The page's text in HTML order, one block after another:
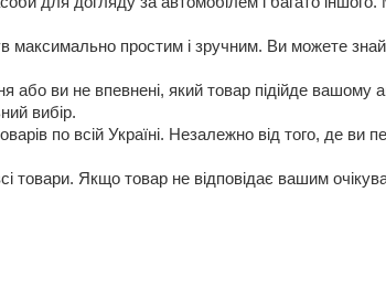
максимально простим і зручним. Ви можете
ви не впевнені, який товар підійде вашому
вибір.
по всій Україні. Незалежно від того, де ви
товари. Якщо товар не відповідає вашим